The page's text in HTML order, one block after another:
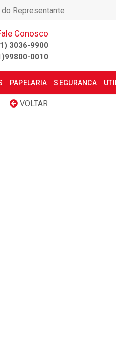
do Representante
Conosco
3036-9900
0010
PAPELARIA SEGURANCA
VOLTAR